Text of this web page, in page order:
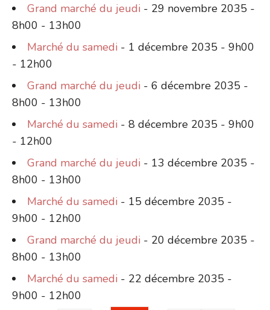
Grand marché du jeudi - 29 novembre 2035 -
8h00 - 13h00
Marché du samedi - 1 décembre 2035 - 9h00
- 12h00
Grand marché du jeudi - 6 décembre 2035 -
8h00 - 13h00
Marché du samedi - 8 décembre 2035 - 9h00
- 12h00
Grand marché du jeudi - 13 décembre 2035 -
8h00 - 13h00
Marché du samedi - 15 décembre 2035 -
9h00 - 12h00
Grand marché du jeudi - 20 décembre 2035 -
8h00 - 13h00
Marché du samedi - 22 décembre 2035 -
9h00 - 12h00